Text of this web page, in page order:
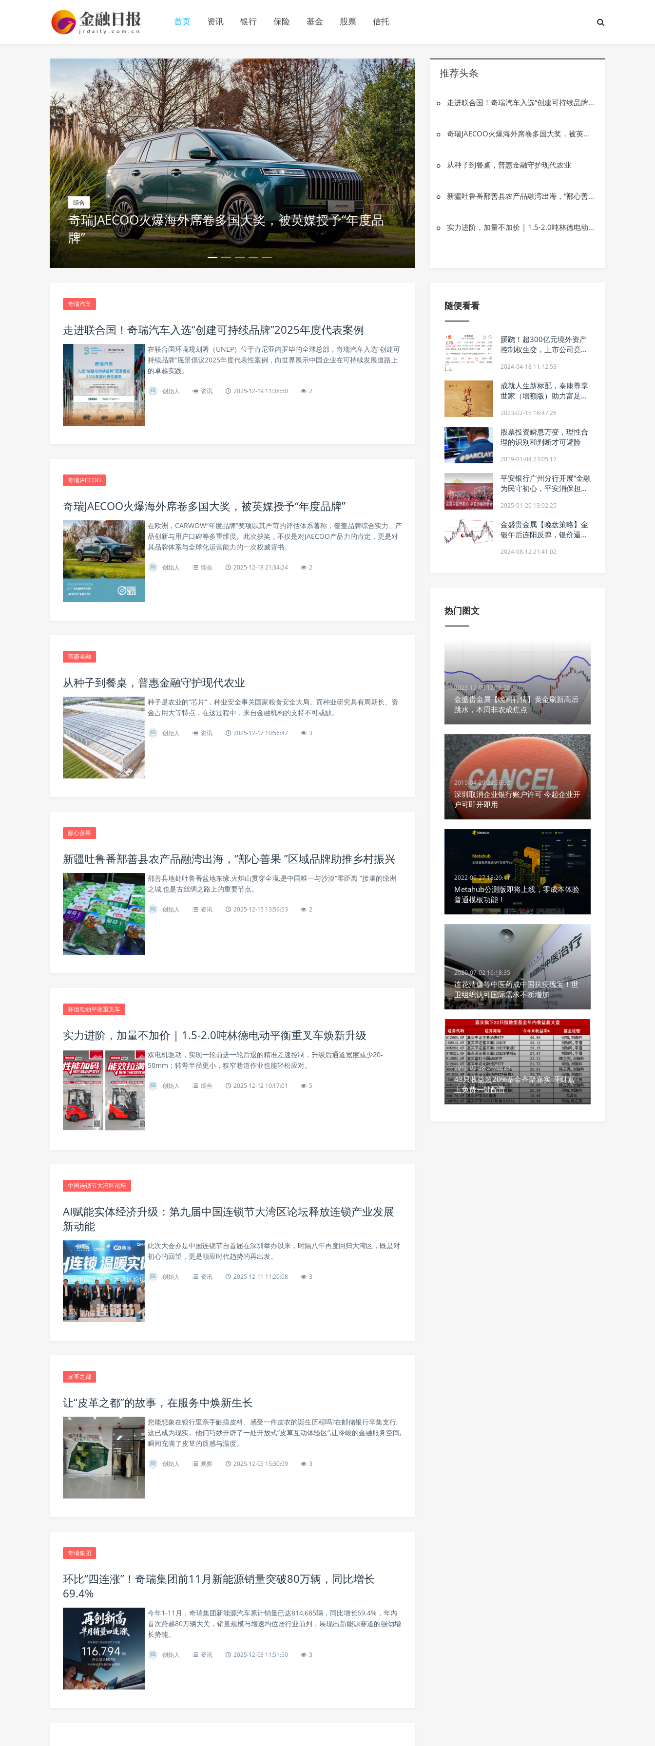
首页 资讯 银行 保险 基金 股票 信托
综合
奇瑞JAECOO火爆海外席卷多国大奖，被英媒授予“年度品
牌”
资讯
环比“四连涨”！奇瑞集团前11月新能
推荐头条
走进联合国！奇瑞汽车入选“创建可持续品牌”2025年度代表案例
奇瑞JAECOO火爆海外席卷多国大奖，被英媒授予“年度品牌”
从种子到餐桌，普惠金融守护现代农业
新疆吐鲁番鄯善县农产品融湾出海，“鄯心善果 ”区域品牌助推乡村振兴
实力进阶，加量不加价 | 1.5-2.0吨林德电动平衡重叉车焕新升级
奇瑞汽车
走进联合国！奇瑞汽车入选“创建可持续品牌”2025年度代表案例
在联合国环境规划署（UNEP）位于肯尼亚内罗毕的全球总部，奇瑞汽车入选“创建可
持续品牌”愿景倡议2025年度代表性案例，向世界展示中国企业在可持续发展道路上
的卓越实践。
创始人 资讯 2025-12-19 11:38:50 2
奇瑞JAECOO
奇瑞JAECOO火爆海外席卷多国大奖，被英媒授予“年度品牌”
在欧洲，CARWOW“年度品牌”奖项以其严苛的评估体系著称，覆盖品牌综合实力、产
品创新与用户口碑等多重维度。此次获奖，不仅是对JAECOO产品力的肯定，更是对
其品牌体系与全球化运营能力的一次权威背书。
创始人 综合 2025-12-18 21:34:24 2
普惠金融
从种子到餐桌，普惠金融守护现代农业
种子是农业的“芯片”，种业安全事关国家粮食安全大局。而种业研究具有周期长、资
金占用大等特点，在这过程中，来自金融机构的支持不可或缺。
创始人 资讯 2025-12-17 10:56:47 3
鄯心善果
新疆吐鲁番鄯善县农产品融湾出海，“鄯心善果 ”区域品牌助推乡村振兴
鄯善县地处吐鲁番盆地东缘,火焰山贯穿全境,是中国唯一与沙漠“零距离 ”接壤的绿洲
之城,也是古丝绸之路上的重要节点。
创始人 资讯 2025-12-15 13:59:53 2
林德电动平衡重叉车
实力进阶，加量不加价 | 1.5-2.0吨林德电动平衡重叉车焕新升级
双电机驱动，实现一轮前进一轮后退的精准差速控制，升级后通道宽度减少20-
50mm；转弯半径更小，狭窄巷道作业也能轻松应对。
创始人 综合 2025-12-12 10:17:01 5
中国连锁节大湾区论坛
AI赋能实体经济升级：第九届中国连锁节大湾区论坛释放连锁产业发展
新动能
此次大会亦是中国连锁节自首届在深圳举办以来，时隔八年再度回归大湾区，既是对
初心的回望，更是顺应时代趋势的再出发。
创始人 资讯 2025-12-11 11:20:08 3
皮革之都
让“皮革之都”的故事，在服务中焕新生长
您能想象在银行里亲手触摸皮料、感受一件皮衣的诞生历程吗?在邮储银行辛集支行,
这已成为现实。他们巧妙开辟了一处开放式“皮草互动体验区”,让冷峻的金融服务空间,
瞬间充满了皮草的质感与温度。
创始人 观察 2025-12-05 15:30:09 3
奇瑞集团
环比“四连涨”！奇瑞集团前11月新能源销量突破80万辆，同比增长
69.4%
今年1-11月，奇瑞集团新能源汽车累计销量已达814,685辆，同比增长69.4%，年内
首次跨越80万辆大关，销量规模与增速均位居行业前列，展现出新能源赛道的强劲增
长势能。
创始人 资讯 2025-12-03 11:51:50 3
随便看看
蹊跷！超300亿元境外资产
控制权生变，上市公司竟没
2024-04-18 11:12:53
成就人生新标配，泰康尊享
世家（增额版）助力富足人
2023-02-15 16:47:26
股票投资瞬息万变，理性合
理的识别和判断才可避险
2019-01-04 23:05:17
平安银行广州分行开展“金融
为民守初心，平安消保担使
2025-01-20 13:02:25
金盛贵金属【晚盘策略】金
银午后连阳反弹，银价逼近
2024-08-12 21:41:02
热门图文
2023-12-05 12:18:28
金盛贵金属【晚间行情】黄金刷新高后
跳水，本周非农成焦点
2019-04-29 22:58:32
深圳取消企业银行账户许可 今起企业开
户可即开即用
2022-06-27 18:29:11
Metahub公测版即将上线，零成本体验
普通模板功能！
2020-07-02 16:18:35
连花清瘟等中医药成中国抗疫瑰宝！世
卫组织认可国际需求不断增加
2019-05-28 21:02:23
43只收益超20%基金齐聚嘉实 理财嘉
上免费一键配置